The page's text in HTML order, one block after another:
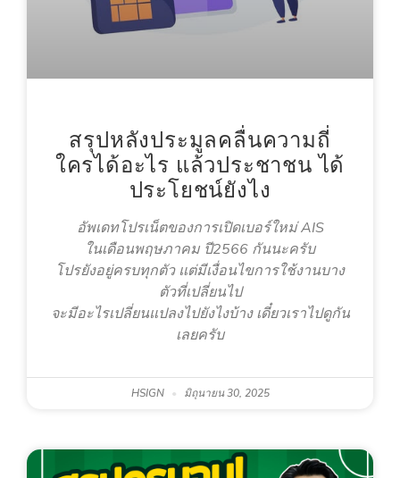
สรุปหลังประมูลคลื่นความถี่
ใครได้อะไร แล้วประชาชน ได้
ประโยชน์ยังไง
อัพเดทโปรเน็ตของการเปิดเบอร์ใหม่ AIS
ในเดือนพฤษภาคม ปี2566 กันนะครับ
โปรยังอยู่ครบทุกตัว แต่มีเงื่อนไขการใช้งานบาง
ตัวที่เปลี่ยนไป
จะมีอะไรเปลี่ยนแปลงไปยังไงบ้าง เดี๋ยวเราไปดูกัน
เลยครับ
HSIGN มิถุนายน 30, 2025